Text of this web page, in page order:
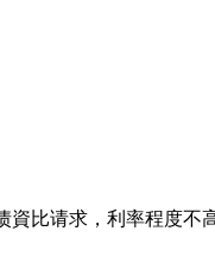
比请求，利率程度